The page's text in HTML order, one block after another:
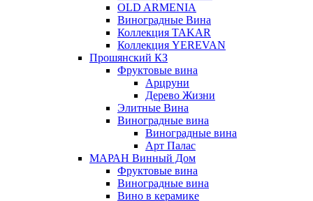
OLD ARMENIA
Виноградные Вина
Коллекция TAKAR
Коллекция YEREVAN
Прошянский КЗ
Фруктовые вина
Арцруни
Дерево Жизни
Элитные Вина
Виноградные вина
Виноградные вина
Арт Палас
МАРАН Винный Дом
Фруктовые вина
Виноградные вина
Вино в керамике